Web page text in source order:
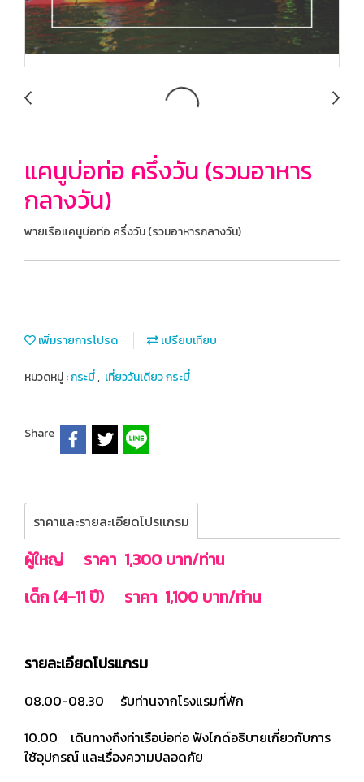
แคนูบ่อท่อ ครึ่งวัน (รวมอาหาร
กลางวัน)
พายเรือแคนูบ่อท่อ ครึ่งวัน (รวมอาหารกลางวัน)
เพิ่มรายการโปรด เปรียบเทียบ
หมวดหมู่ :กระบี่, เที่ยววันเดียว กระบี่
Share
ราคาและรายละเอียดโปรแกรม
ผู้ใหญ่ ราคา 1,300 บาท/ท่าน
เด็ก (4-11 ปี) ราคา 1,100 บาท/ท่าน
รายละเอียดโปรแกรม
08.00-08.30 รับท่านจากโรงแรมที่พัก
10.00 เดินทางถึงท่าเรือบ่อท่อ ฟังไกด์อธิบายเกี่ยวกับการ
ใช้อุปกรณ์ และเรื่องความปลอดภัย